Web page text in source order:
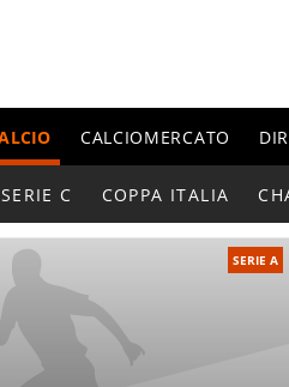
CALCIOMERCATO
SERIE C COPPA ITALIA
SERIE A